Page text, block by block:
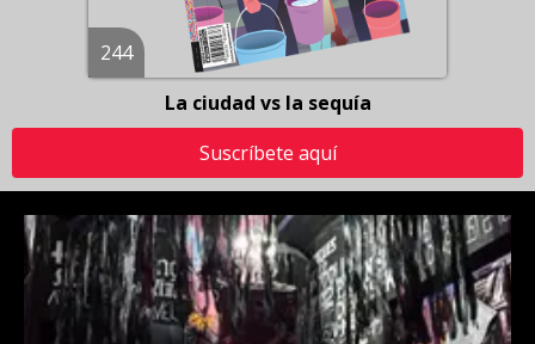
244
La ciudad vs la sequía
Suscríbete aquí